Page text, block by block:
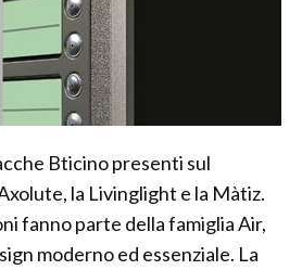
Bticino presenti sul
la Livinglight e la Màtiz.
fanno parte della famiglia Air,
moderno ed essenziale. La